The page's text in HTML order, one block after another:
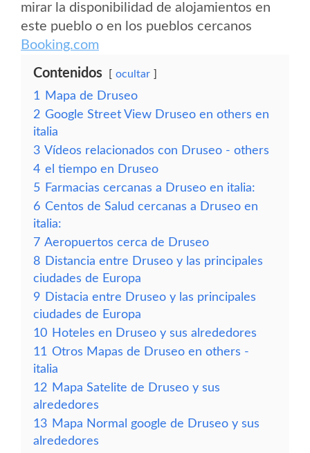
mirar la disponibilidad de alojamientos en
este pueblo o en los pueblos cercanos
Booking.com
Contenidos ocultar
1
Mapa de Druseo
2 Google Street View Druseo en others en
italia
3 Vídeos relacionados con Druseo - others
4 el tiempo en Druseo
5 Farmacias cercanas a Druseo en italia:
6 Centos de Salud cercanas a Druseo en
italia:
7 Aeropuertos cerca de Druseo
8 Distancia entre Druseo y las principales
ciudades de Europa
9 Distacia entre Druseo y las principales
ciudades de Europa
10 Hoteles en Druseo y sus alrededores
11 Otros Mapas de Druseo en others -
italia
12 Mapa Satelite de Druseo y sus
alrededores
13 Mapa Normal google de Druseo y sus
alrededores